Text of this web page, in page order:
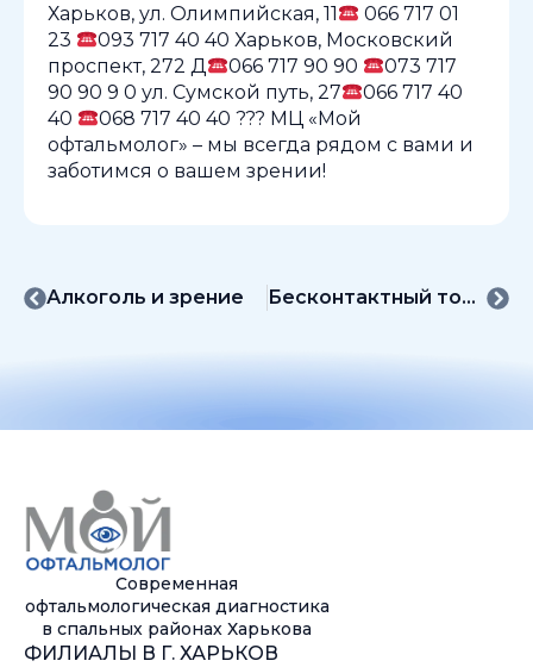
Харьков, ул. Олимпийская, 11
066 717 01
23
093 717 40 40 Харьков, Московский
проспект, 272 Д
066 717 90 90
073 717
90 90 9 0 ул. Сумской путь, 27
066 717 40
40
068 717 40 40 ??? МЦ «Мой
офтальмолог» – мы всегда рядом с вами и
заботимся о вашем зрении!
Алкоголь и зрение Бесконтактный тонометр ICARE в МЦ "Мой офтальмолог"“
Современная
офтальмологическая диагностика
в спальных районах Харькова
ФИЛИАЛЫ В Г. ХАРЬКОВ